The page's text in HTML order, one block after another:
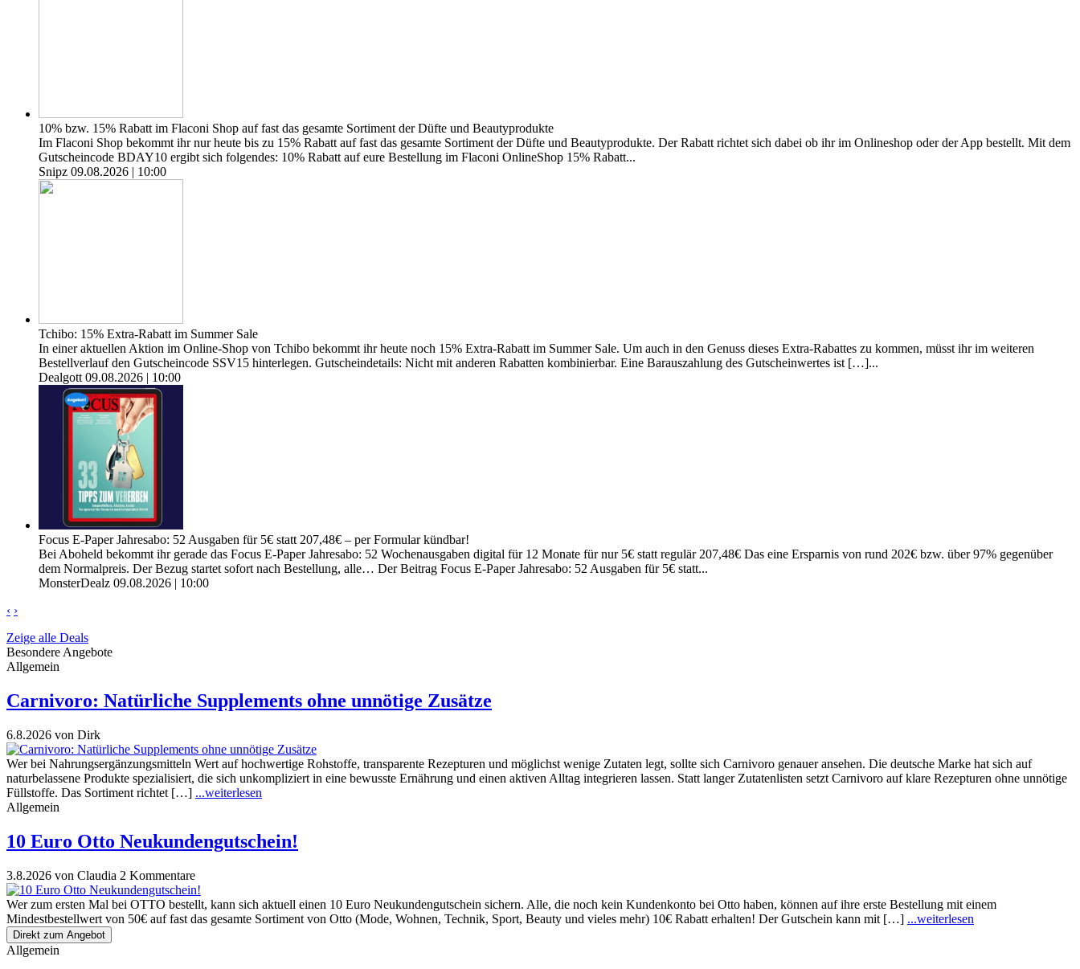
10% bzw. 15% Rabatt im Flaconi Shop auf fast das gesamte Sortiment der Düfte und Beautyprodukte
Im Flaconi Shop bekommt ihr nur heute bis zu 15% Rabatt auf fast das gesamte Sortiment der Düfte und Beautyprodukte. Der Rabatt richtet sich dabei ob ihr im Onlineshop oder der App bestellt. Mit dem
Gutscheincode BDAY10 ergibt sich folgendes: 10% Rabatt auf eure Bestellung im Flaconi OnlineShop 15% Rabatt...
Snipz 09.08.2026 | 10:00
Tchibo: 15% Extra-Rabatt im Summer Sale
In einer aktuellen Aktion im Online-Shop von Tchibo bekommt ihr heute noch 15% Extra-Rabatt im Summer Sale. Um auch in den Genuss dieses Extra-Rabattes zu kommen, müsst ihr im weiteren
Bestellverlauf den Gutscheincode SSV15 hinterlegen. Gutscheindetails: Nicht mit anderen Rabatten kombinierbar. Eine Barauszahlung des Gutscheinwertes ist […]...
Dealgott 09.08.2026 | 10:00
Focus E-Paper Jahresabo: 52 Ausgaben für 5€ statt 207,48€ – per Formular kündbar!
Bei Aboheld bekommt ihr gerade das Focus E-Paper Jahresabo: 52 Wochenausgaben digital für 12 Monate für nur 5€ statt regulär 207,48€ Das eine Ersparnis von rund 202€ bzw. über 97% gegenüber
dem Normalpreis. Der Bezug startet sofort nach Bestellung, alle… Der Beitrag Focus E-Paper Jahresabo: 52 Ausgaben für 5€ statt...
MonsterDealz 09.08.2026 | 10:00
‹ ›
Zeige alle Deals
Besondere Angebote
Allgemein
Carnivoro: Natürliche Supplements ohne unnötige Zusätze
6.8.2026 von Dirk
Wer bei Nahrungsergänzungsmitteln Wert auf hochwertige Rohstoffe, transparente Rezepturen und möglichst wenige Zutaten legt, sollte sich Carnivoro genauer ansehen. Die deutsche Marke hat sich auf
naturbelassene Produkte spezialisiert, die sich unkompliziert in eine bewusste Ernährung und einen aktiven Alltag integrieren lassen. Statt langer Zutatenlisten setzt Carnivoro auf klare Rezepturen ohne unnötige
Füllstoffe. Das Sortiment richtet […] ...weiterlesen
Allgemein
10 Euro Otto Neukundengutschein!
3.8.2026 von Claudia 2 Kommentare
Wer zum ersten Mal bei OTTO bestellt, kann sich aktuell einen 10 Euro Neukundengutschein sichern. Alle, die noch kein Kundenkonto bei Otto haben, können auf ihre erste Bestellung mit einem
Mindestbestellwert von 50€ auf fast das gesamte Sortiment von Otto (Mode, Wohnen, Technik, Sport, Beauty und vieles mehr) 10€ Rabatt erhalten! Der Gutschein kann mit […] ...weiterlesen
Direkt zum Angebot
Allgemein